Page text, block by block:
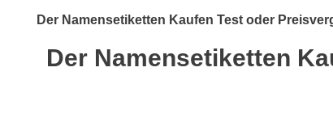
Der Namensetiketten Kaufen Test oder
Der Namensetiketten